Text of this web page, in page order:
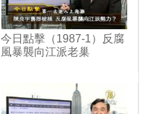
今日點擊（1987-1）反腐
風暴襲向江派老巢